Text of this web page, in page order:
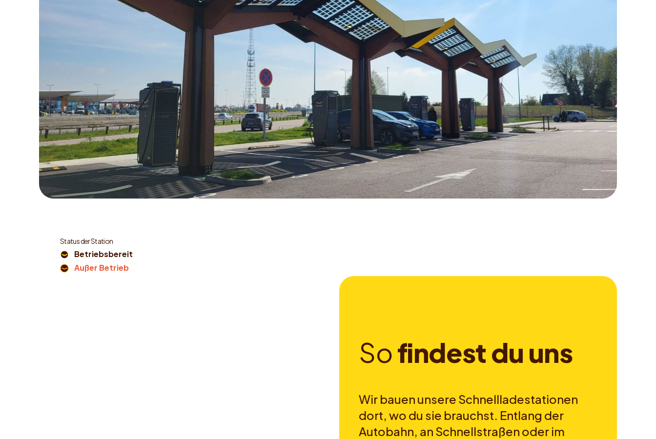
Status der Station
Betriebsbereit
Außer Betrieb
Sofindestdu uns
Wir bauen unsere Schnellladestationen
dort, wo du sie brauchst. Entlang der
Autobahn, an Schnellstraßen oder im